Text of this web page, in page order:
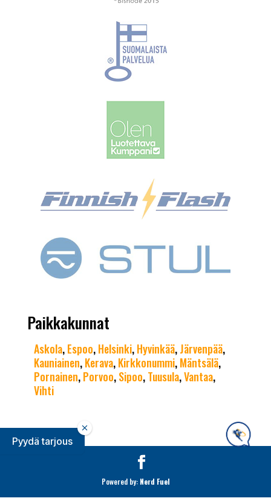
Pyydä tarjous
Paikkakunnat
Askola,Espoo,Helsinki,Hyvinkää,Järvenpää,
Kauniainen,Kerava,Kirkkonummi,Mäntsälä,
Pornainen,Porvoo,Sipoo,Tuusula,Vantaa,
Vihti
Powered by: Nerd Fuel